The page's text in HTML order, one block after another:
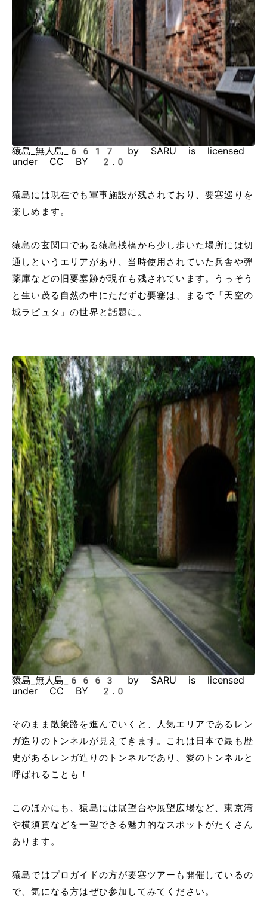
猿島_無人島_6617 by SARU is licensed
under CC BY 2.0
猿島には現在でも軍事施設が残されており、要塞巡りを
楽しめます。
猿島の玄関口である猿島桟橋から少し歩いた場所には切
通しというエリアがあり、当時使用されていた兵舎や弾
薬庫などの旧要塞跡が現在も残されています。うっそう
と生い茂る自然の中にただずむ要塞は、まるで「天空の
城ラピュタ」の世界と話題に。
猿島_無人島_6663 by SARU is licensed
under CC BY 2.0
そのまま散策路を進んでいくと、人気エリアであるレン
ガ造りのトンネルが見えてきます。これは日本で最も歴
史があるレンガ造りのトンネルであり、愛のトンネルと
呼ばれることも！
このほかにも、猿島には展望台や展望広場など、東京湾
や横須賀などを一望できる魅力的なスポットがたくさん
あります。
猿島ではプロガイドの方が要塞ツアーも開催しているの
で、気になる方はぜひ参加してみてください。